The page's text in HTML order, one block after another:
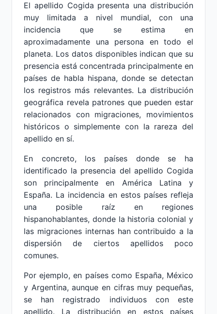
El apellido Cogida presenta una distribución
muy limitada a nivel mundial, con una
incidencia que se estima en
aproximadamente una persona en todo el
planeta. Los datos disponibles indican que su
presencia está concentrada principalmente en
países de habla hispana, donde se detectan
los registros más relevantes. La distribución
geográfica revela patrones que pueden estar
relacionados con migraciones, movimientos
históricos o simplemente con la rareza del
apellido en sí.
En concreto, los países donde se ha
identificado la presencia del apellido Cogida
son principalmente en América Latina y
España. La incidencia en estos países refleja
una posible raíz en regiones
hispanohablantes, donde la historia colonial y
las migraciones internas han contribuido a la
dispersión de ciertos apellidos poco
comunes.
Por ejemplo, en países como España, México
y Argentina, aunque en cifras muy pequeñas,
se han registrado individuos con este
apellido. La distribución en estos países